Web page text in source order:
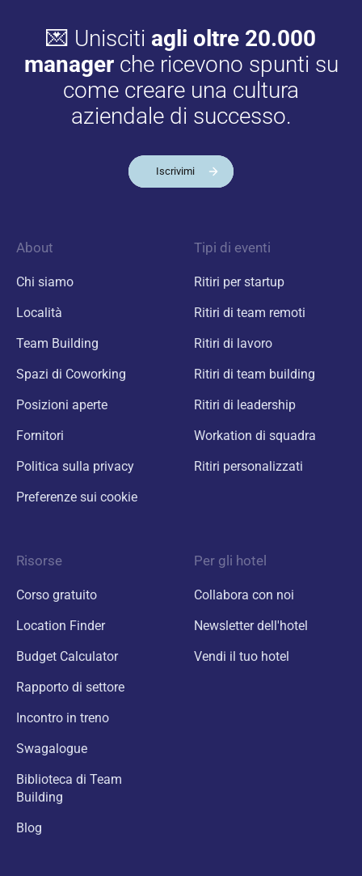
💌 Unisciti agli oltre 20.000
managerche ricevono spunti su
come creare una cultura
aziendale di successo.
Iscrivimi
About
Chi siamo
Località
Team Building
Spazi di Coworking
Posizioni aperte
Fornitori
Politica sulla privacy
Preferenze sui cookie
Tipi di eventi
Ritiri per startup
Ritiri di team remoti
Ritiri di lavoro
Ritiri di team building
Ritiri di leadership
Workation di squadra
Ritiri personalizzati
Risorse
Corso gratuito
Location Finder
Budget Calculator
Rapporto di settore
Incontro in treno
Swagalogue
Biblioteca di Team
Building
Blog
Per gli hotel
Collabora con noi
Newsletter dell'hotel
Vendi il tuo hotel